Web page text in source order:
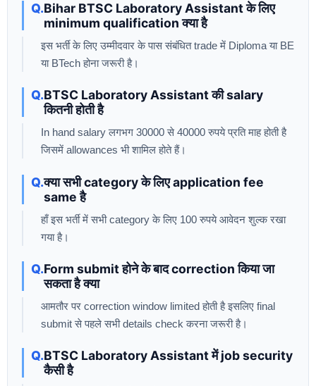
Bihar BTSC Laboratory Assistant के लिए
minimum qualification क्या है
इस भर्ती के लिए उम्मीदवार के पास संबंधित trade में Diploma या BE
या BTech होना जरूरी है।
BTSC Laboratory Assistant की salary
कितनी होती है
In hand salary लगभग 30000 से 40000 रुपये प्रति माह होती है
जिसमें allowances भी शामिल होते हैं।
क्या सभी category के लिए application fee
same है
हाँ इस भर्ती में सभी category के लिए 100 रुपये आवेदन शुल्क रखा
गया है।
Form submit होने के बाद correction किया जा
सकता है क्या
आमतौर पर correction window limited होती है इसलिए final
submit से पहले सभी details check करना जरूरी है।
BTSC Laboratory Assistant में job security
कैसी है